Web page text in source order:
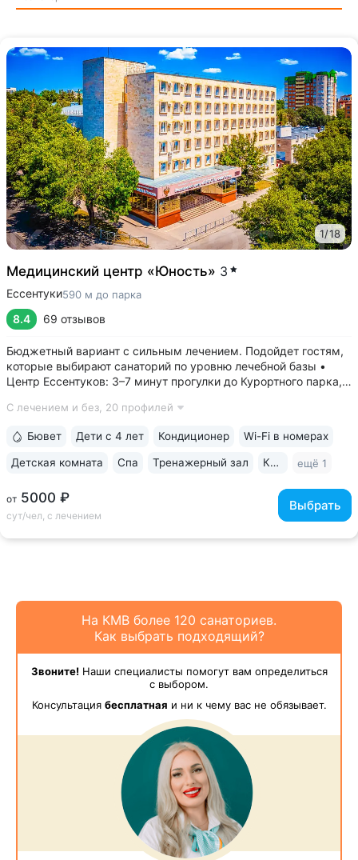
1/18
Медицинский центр «Юность» 3
Ессентуки590 м до парка
8.4 69 отзывов
Бюджетный вариант с сильным лечением. Подойдет гостям,
которые выбирают санаторий по уровню лечебной базы •
Центр Ессентуков: 3–7 минут прогулки до Курортного парка,
вокзала • Более 60 лет экспертизы в реабилитации
С лечением и без, 20 профилей
от 5000 ₽
сут/чел, с лечением
Выбрать
Бювет Дети с 4 лет Кондиционер Wi-Fi в номерах
Детская комната Спа Тренажерный зал Караоке ещё 1
На КМВ более 120 санаториев.
Как выбрать подходящий?
Звоните!Наши специалисты помогут вам определиться
с выбором.
Консультация бесплатная и ни к чему вас не обязывает.